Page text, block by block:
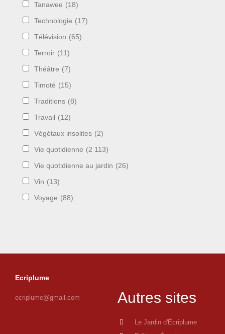
Tanawee (18)
Technologie (17)
Télévision (65)
Terroir (11)
Théâtre (7)
Timoté (15)
Traditions (8)
Travail (12)
Végétaux insolites (2)
Vie quotidienne (2 113)
Vie quotidienne au jardin (26)
Vin (13)
Voyage (88)
Ecriplume
ecriplume@gmail.com Autres sites
Le Jardin d'Écriplume